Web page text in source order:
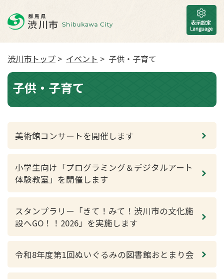
渋川市トップ > イベント > 子供・子育て
子供・子育て
美術館コンサートを開催します
小学生向け「プログラミング＆デジタルアート
体験教室」を開催します
スタンプラリー「きて！みて！渋川市の文化施
設へGO！！2026」を実施します
令和8年度第1回ぬいぐるみの図書館おとまり会